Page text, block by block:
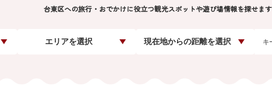
台東区への旅行・おでかけに役立つ観光スポットや遊び場情報を探せま
エリアを選択 現在地からの距離を選択